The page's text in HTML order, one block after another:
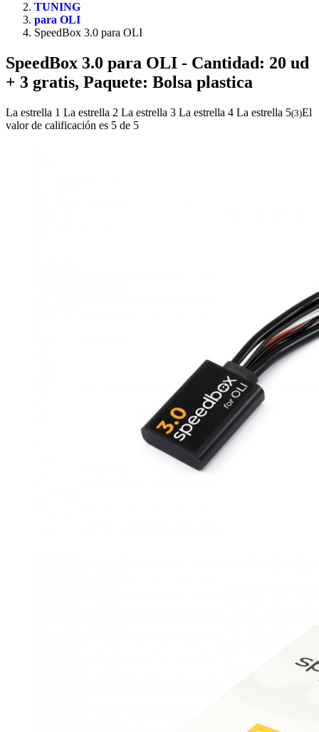
TUNING
para OLI
SpeedBox 3.0 para OLI
SpeedBox 3.0 para OLI - Cantidad: 20 ud
+ 3 gratis, Paquete: Bolsa plastica
La estrella 1 La estrella 2 La estrella 3 La estrella 4 La estrella 5(3)El
valor de calificación es 5 de 5